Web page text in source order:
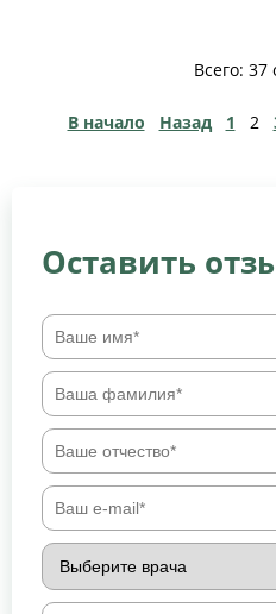
Всего: 37
В начало Назад 1 2
Оставить